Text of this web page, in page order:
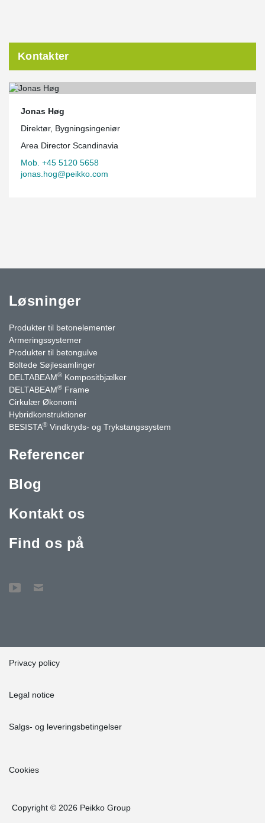
Kontakter
Jonas Høg
Direktør, Bygningsingeniør
Area Director Scandinavia
Mob. +45 5120 5658
jonas.hog@peikko.com
Løsninger
Produkter til betonelementer
Armeringssystemer
Produkter til betongulve
Boltede Søjlesamlinger
DELTABEAM® Kompositbjælker
DELTABEAM® Frame
Cirkulær Økonomi
Hybridkonstruktioner
BESISTA® Vindkryds- og Trykstangssystem
Referencer
Blog
Kontakt os
Find os på
Privacy policy
Legal notice
Salgs- og leveringsbetingelser
Cookies
Copyright © 2026 Peikko Group